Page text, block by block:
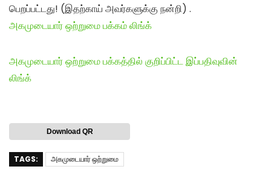
பெறப்பட்டது! (இதற்காய் அவர்களுக்கு நன்றி) .
அகமுடையார் ஒற்றுமை பக்கம் லிங்க்
அகமுடையார் ஒற்றுமை பக்கத்தில் குறிப்பிட்ட இப்பதிவுவின்
லிங்க்
Download QR
TAGS: அகமுடையார் ஒற்றுமை